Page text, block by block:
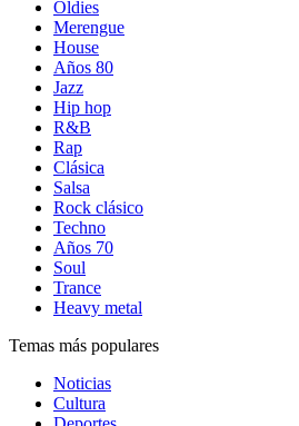
Oldies
Merengue
House
Años 80
Jazz
Hip hop
R&B
Rap
Clásica
Salsa
Rock clásico
Techno
Años 70
Soul
Trance
Heavy metal
Temas más populares
Noticias
Cultura